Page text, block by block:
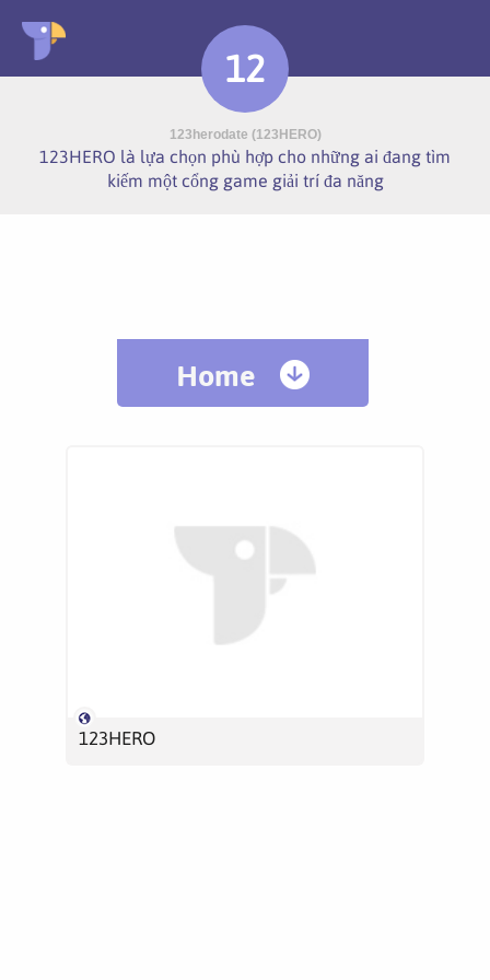
12
123herodate (123HERO)
123HERO là lựa chọn phù hợp cho những ai đang tìm
kiếm một cổng game giải trí đa năng
Home
123HERO